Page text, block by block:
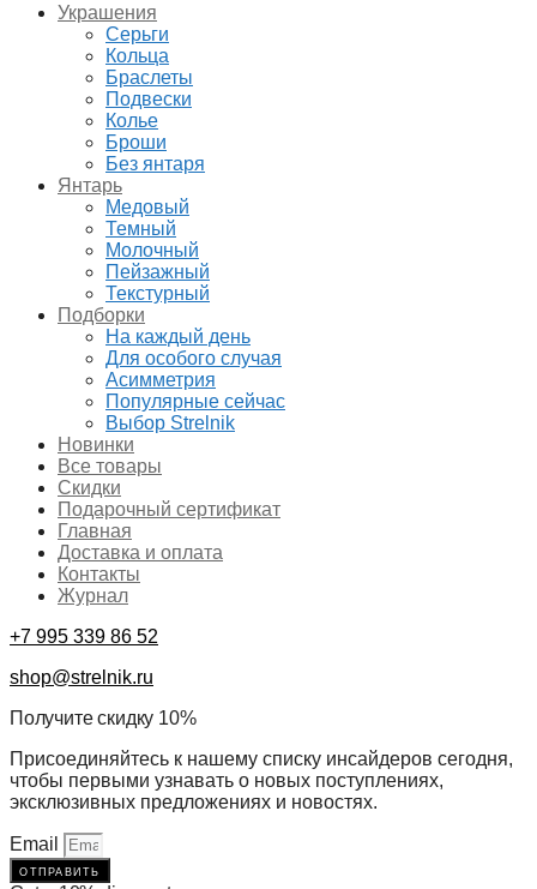
Украшения
Серьги
Кольца
Браслеты
Подвески
Колье
Броши
Без янтаря
Янтарь
Медовый
Темный
Молочный
Пейзажный
Текстурный
Подборки
На каждый день
Для особого случая
Асимметрия
Популярные сейчас
Выбор Strelnik
Новинки
Все товары
Скидки
Подарочный сертификат
Главная
Доставка и оплата
Контакты
Журнал
+7 995 339 86 52
shop@strelnik.ru
Получите скидку 10%
Присоединяйтесь к нашему списку инсайдеров сегодня,
чтобы первыми узнавать о новых поступлениях,
эксклюзивных предложениях и новостях.
Email
отправить